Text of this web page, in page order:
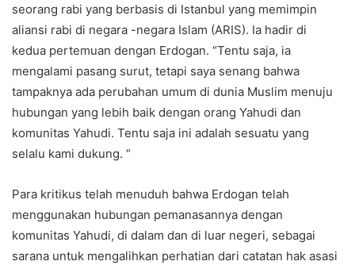
seorang rabi yang berbasis di Istanbul yang memimpin
aliansi rabi di negara -negara Islam (ARIS). Ia hadir di
kedua pertemuan dengan Erdogan. “Tentu saja, ia
mengalami pasang surut, tetapi saya senang bahwa
tampaknya ada perubahan umum di dunia Muslim menuju
hubungan yang lebih baik dengan orang Yahudi dan
komunitas Yahudi. Tentu saja ini adalah sesuatu yang
selalu kami dukung. “
Para kritikus telah menuduh bahwa Erdogan telah
menggunakan hubungan pemanasannya dengan
komunitas Yahudi, di dalam dan di luar negeri, sebagai
sarana untuk mengalihkan perhatian dari catatan hak asasi